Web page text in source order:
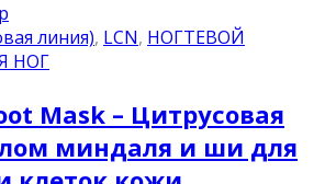
линия), LCN, НОГТЕВОЙ
НОГ
Mask – Цитрусовая
миндаля и ши для